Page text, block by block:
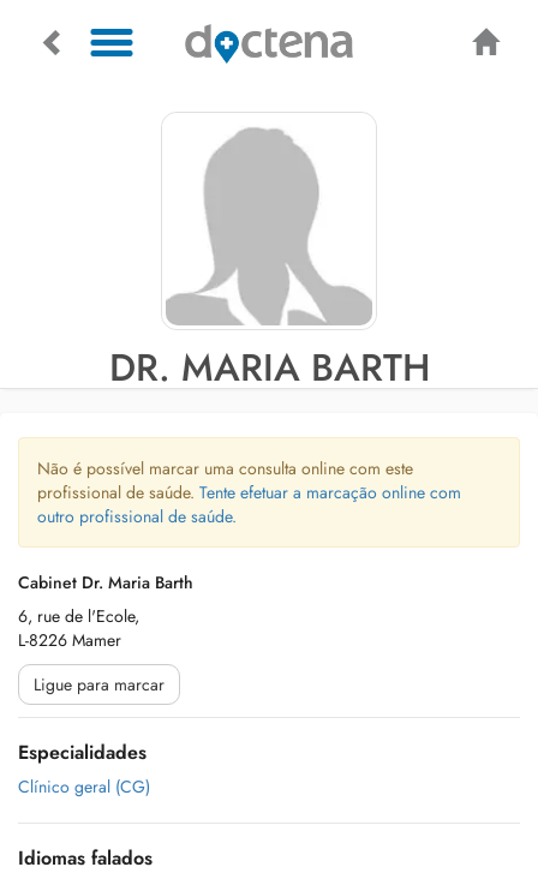
DR. MARIA BARTH
Não é possível marcar uma consulta online com este
profissional de saúde. Tente efetuar a marcação online com
outro profissional de saúde.
Cabinet Dr. Maria Barth
6, rue de l'Ecole,
L-8226 Mamer
Ligue para marcar
Especialidades
Clínico geral (CG)
Idiomas falados